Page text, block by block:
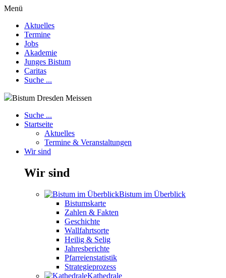
Menü
Aktuelles
Termine
Jobs
Akademie
Junges Bistum
Caritas
Suche ...
Bistum Dresden Meissen
Suche ...
Startseite
Aktuelles
Termine & Veranstaltungen
Wir sind
Wir sind
Bistum im Überblick
Bistumskarte
Zahlen & Fakten
Geschichte
Wallfahrtsorte
Heilig & Selig
Jahresberichte
Pfarreienstatistik
Strategieprozess
Kathedrale